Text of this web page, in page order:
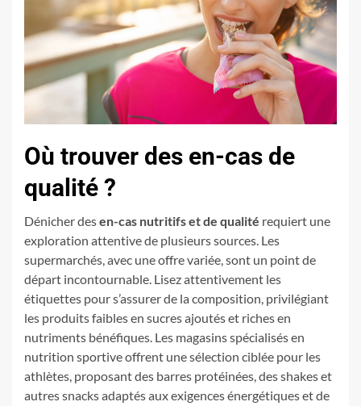
Où trouver des en-cas de
qualité ?
Dénicher desen-cas nutritifs et de qualité requiert une
exploration attentive de plusieurs sources. Les
supermarchés, avec une offre variée, sont un point de
départ incontournable. Lisez attentivement les
étiquettes pour s’assurer de la composition, privilégiant
les produits faibles en sucres ajoutés et riches en
nutriments bénéfiques. Les magasins spécialisés en
nutrition sportive offrent une sélection ciblée pour les
athlètes, proposant des barres protéinées, des shakes et
autres snacks adaptés aux exigences énergétiques et de